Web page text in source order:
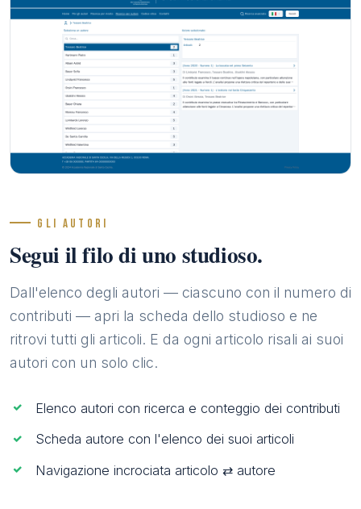
GLI AUTORI
Segui il filo di uno studioso.
Dall'elenco degli autori — ciascuno con il numero di
contributi — apri la scheda dello studioso e ne
ritrovi tutti gli articoli. E da ogni articolo risali ai suoi
autori con un solo clic.
Elenco autori con ricerca e conteggio dei contributi
Scheda autore con l'elenco dei suoi articoli
Navigazione incrociata articolo ⇄ autore